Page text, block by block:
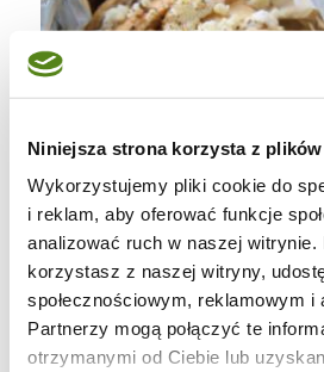
Niniejsza strona korzysta z
Wykorzystujemy pliki cookie do
i reklam, aby oferować funkcje
analizować ruch w naszej
korzystasz z naszej witryny,
społecznościowym, reklamowym i
Partnerzy mogą połączyć te
otrzymanymi od Ciebie lub
Chleb zawijamy w folię
układamy na ruszcie.